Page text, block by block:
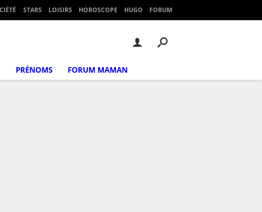
STARS LOISIRS HOROSCOPE HUGO FORUM
PRÉNOMS FORUM MAMAN